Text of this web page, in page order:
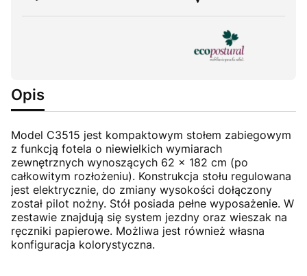
Opis
Model C3515 jest kompaktowym stołem zabiegowym
z funkcją fotela o niewielkich wymiarach
zewnętrznych wynoszących 62 x 182 cm (po
całkowitym rozłożeniu). Konstrukcja stołu regulowana
jest elektrycznie, do zmiany wysokości dołączony
został pilot nożny. Stół posiada pełne wyposażenie. W
zestawie znajdują się system jezdny oraz wieszak na
ręczniki papierowe. Możliwa jest również własna
konfiguracja kolorystyczna.